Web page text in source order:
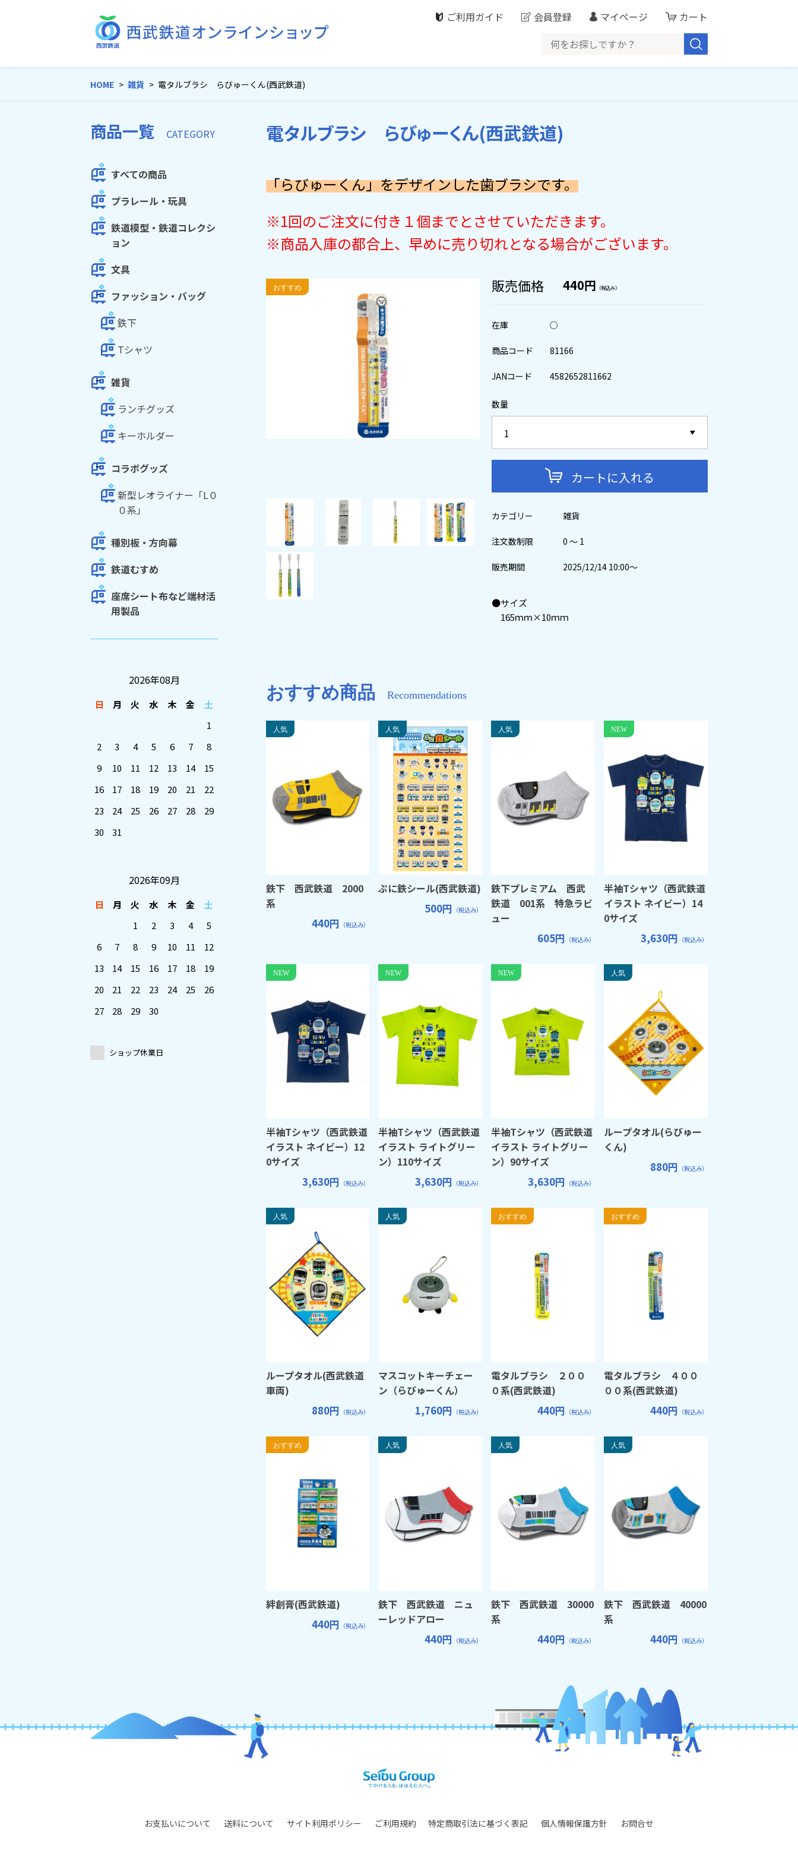
ご利用ガイド 会員登録 マイページ カート
HOME 雑貨 電タルブラシ らびゅーくん(西武鉄道)
電タルブラシ らびゅーくん(西武鉄道)
「らびゅーくん」をデザインした歯ブラシです。
※1回のご注文に付き１個までとさせていただきます。
※商品入庫の都合上、早めに売り切れとなる場合がございます。
販売価格 440円 （税込み）
在庫 ○
商品コード 81166
JANコード 4582652811662
数量
カートに入れる
カテゴリー 雑貨
注文数制限 0 ～ 1
販売期間 2025/12/14 10:00～
●サイズ
165ｍｍ×10ｍｍ
おすすめ商品 Recommendations
鉄下 西武鉄道 2000
系
440円 （税込み）
ぷに鉄シール(西武鉄道)
500円 （税込み）
鉄下プレミアム 西武
鉄道 001系 特急ラビ
ュー
605円 （税込み）
半袖Tシャツ（西武鉄道
イラスト ネイビー）14
0サイズ
3,630円 （税込み）
半袖Tシャツ（西武鉄道
イラスト ネイビー）12
0サイズ
3,630円 （税込み）
半袖Tシャツ（西武鉄道
イラスト ライトグリー
ン）110サイズ
3,630円 （税込み）
半袖Tシャツ（西武鉄道
イラスト ライトグリー
ン）90サイズ
3,630円 （税込み）
ループタオル(らびゅー
くん)
880円 （税込み）
ループタオル(西武鉄道
車両)
880円 （税込み）
マスコットキーチェー
ン（らびゅーくん）
1,760円 （税込み）
電タルブラシ ２００
０系(西武鉄道)
440円 （税込み）
電タルブラシ ４００
００系(西武鉄道)
440円 （税込み）
絆創膏(西武鉄道)
440円 （税込み）
鉄下 西武鉄道 ニュ
ーレッドアロー
440円 （税込み）
鉄下 西武鉄道 30000
系
440円 （税込み）
鉄下 西武鉄道 40000
系
440円 （税込み）
商品一覧 CATEGORY
すべての商品
プラレール・玩具
鉄道模型・鉄道コレクシ
ョン
文具
ファッション・バッグ
鉄下
Tシャツ
雑貨
ランチグッズ
キーホルダー
コラボグッズ
新型レオライナー「L０
０系」
種別板・方向幕
鉄道むすめ
座席シート布など端材活
用製品
2026年08月
日 月 火 水 木 金
土
1
2
3 4 5 6 7
8
9
10 11 12 13 14
15
16
17 18 19 20 21
22
23
24 25 26 27 28
29
30
31
2026年09月
日 月 火 水 木 金
土
1
2 3 4
5
6
7 8 9 10 11
12
13
14 15 16 17 18
19
20
21 22 23 24 25
26
27
28 29 30
ショップ休業日
お支払いについて 送料について サイト利用ポリシー ご利用規約 特定商取引法に基づく表記 個人情報保護方針 お問合せ